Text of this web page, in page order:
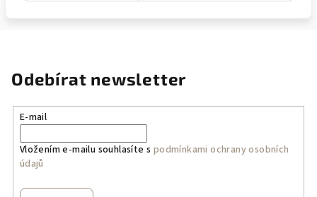
Odebírat newsletter
E-mail
Vložením e-mailu souhlasíte s podmínkami ochrany osobních
údajů